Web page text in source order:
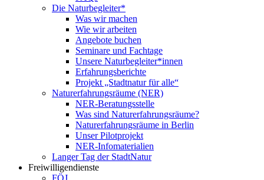
Die Naturbegleiter*
Was wir machen
Wie wir arbeiten
Angebote buchen
Seminare und Fachtage
Unsere Naturbegleiter*innen
Erfahrungsberichte
Projekt „Stadtnatur für alle“
Naturerfahrungsräume (NER)
NER-Beratungsstelle
Was sind Naturerfahrungsräume?
Naturerfahrungsräume in Berlin
Unser Pilotprojekt
NER-Infomaterialien
Langer Tag der StadtNatur
Freiwilligendienste
FÖJ